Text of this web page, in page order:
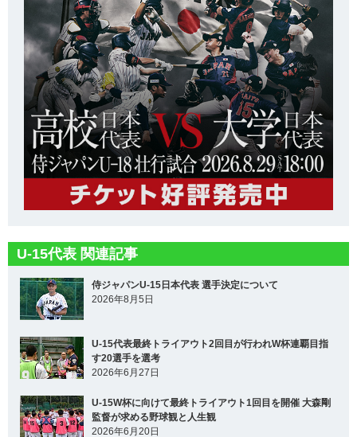
U-15代表 関連記事
侍ジャパンU-15日本代表 選手決定について
2026年8月5日
U-15代表最終トライアウト2回目が行われW杯連覇目指
す20選手を選考
2026年6月27日
U-15W杯に向けて最終トライアウト1回目を開催 大森剛
監督が求める野球観と人生観
2026年6月20日